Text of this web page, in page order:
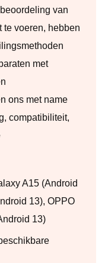
van
te voeren, hebben
met
ons met name
compatibiliteit,
A15 (Android
13), OPPO
13)